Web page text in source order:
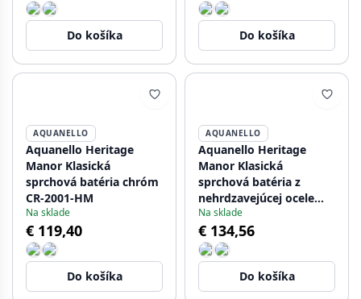
Do košíka Do košíka
AQUANELLO
Aquanello Heritage
Manor Klasická
sprchová batéria chróm
CR-2001-HM
Na sklade
€ 119,40
Do košíka
AQUANELLO
Aquanello Heritage
Manor Klasická
sprchová batéria z
nehrdzavejúcej ocele
NB-2001-HM
Na sklade
€ 134,56
Do košíka